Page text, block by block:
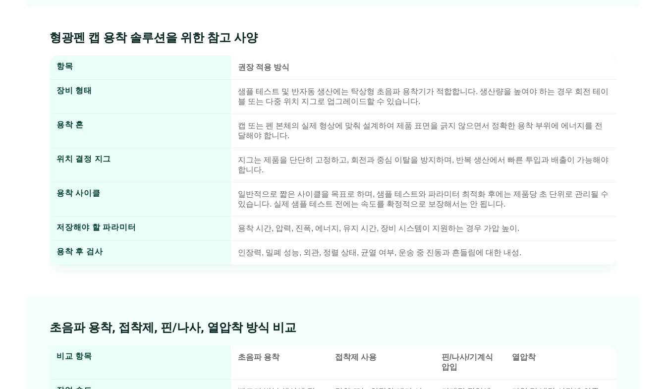
형광펜 캡 용착 솔루션을 위한 참고 사양
항목 권장 적용 방식
장비 형태
샘플 테스트 및 반자동 생산에는 탁상형 초음파 용착기가 적합합니다. 생산량을 높여야 하는 경우 회전 테이
블 또는 다중 위치 지그로 업그레이드할 수 있습니다.
용착 혼
캡 또는 펜 본체의 실제 형상에 맞춰 설계하여 제품 표면을 긁지 않으면서 정확한 용착 부위에 에너지를 전
달해야 합니다.
위치 결정 지그
지그는 제품을 단단히 고정하고, 회전과 중심 이탈을 방지하며, 반복 생산에서 빠른 투입과 배출이 가능해야
합니다.
용착 사이클
일반적으로 짧은 사이클을 목표로 하며, 샘플 테스트와 파라미터 최적화 후에는 제품당 초 단위로 관리될 수
있습니다. 실제 샘플 테스트 전에는 속도를 확정적으로 보장해서는 안 됩니다.
저장해야 할 파라미터 용착 시간, 압력, 진폭, 에너지, 유지 시간, 장비 시스템이 지원하는 경우 가압 높이.
용착 후 검사 인장력, 밀폐 성능, 외관, 정렬 상태, 균열 여부, 운송 중 진동과 흔들림에 대한 내성.
초음파 용착, 접착제, 핀/나사, 열압착 방식 비교
비교 항목 초음파 용착 접착제 사용
핀/나사/기계식
압입
열압착